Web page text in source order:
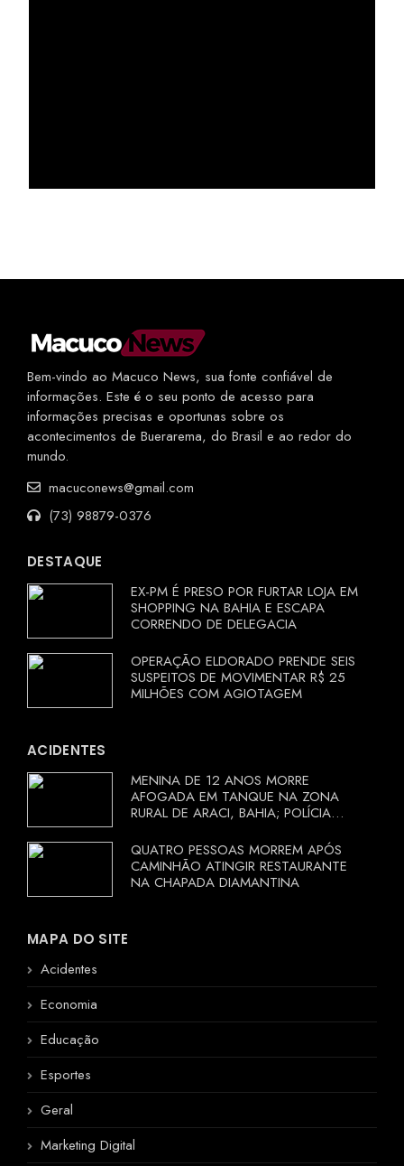
Bem-vindo ao Macuco News, sua fonte confiável de
informações. Este é o seu ponto de acesso para
informações precisas e oportunas sobre os
acontecimentos de Buerarema, do Brasil e ao redor do
mundo.
macuconews@gmail.com
(73) 98879-0376
DESTAQUE
EX-PM É PRESO POR FURTAR LOJA EM
SHOPPING NA BAHIA E ESCAPA
CORRENDO DE DELEGACIA
OPERAÇÃO ELDORADO PRENDE SEIS
SUSPEITOS DE MOVIMENTAR R$ 25
MILHÕES COM AGIOTAGEM
ACIDENTES
MENINA DE 12 ANOS MORRE
AFOGADA EM TANQUE NA ZONA
RURAL DE ARACI, BAHIA; POLÍCIA
QUATRO PESSOAS MORREM APÓS
CAMINHÃO ATINGIR RESTAURANTE
NA CHAPADA DIAMANTINA
MAPA DO SITE
Acidentes
Economia
Educação
Esportes
Geral
Marketing Digital